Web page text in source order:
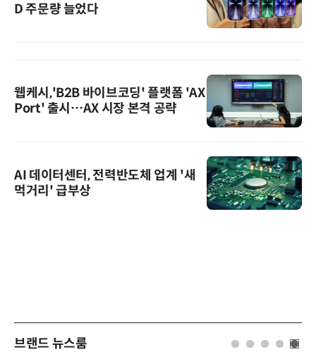
D 주문량 늘었다
웹케시,'B2B 바이브코딩' 플랫폼 'AX
Port' 출시…AX 시장 본격 공략
AI 데이터센터, 전력반도체 업계 '새
먹거리' 급부상
브랜드 뉴스룸